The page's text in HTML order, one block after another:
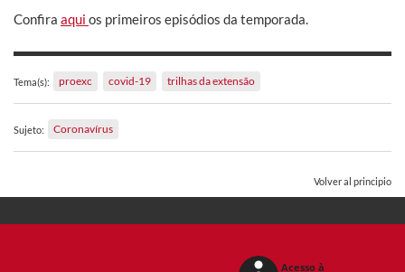
Confira aqui os primeiros episódios da temporada.
Tema(s): proexc covid-19 trilhas da extensão
Sujeto: Coronavírus
Volver al principio